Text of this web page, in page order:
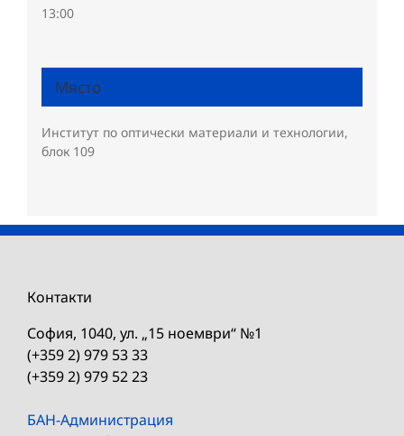
13:00
Място
Институт по оптически материали и технологии,
блок 109
Контакти
София, 1040, ул. „15 ноември“ №1
(+359 2) 979 53 33
(+359 2) 979 52 23
БАН-Администрация